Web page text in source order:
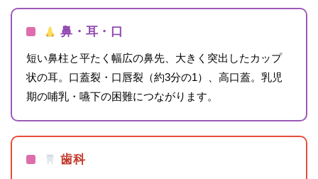
鼻・耳・口
短い鼻柱と平たく幅広の鼻先、大きく突出したカップ
状の耳。口蓋裂・口唇裂（約3分の1）、高口蓋。乳児
期の哺乳・嚥下の困難につながります。
歯科